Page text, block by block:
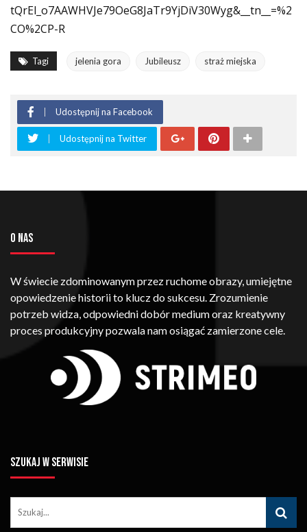
tQrEl_o7AAWHVJe79OeG8JaTr9YjDiV30Wyg&__tn__=%2
CO%2CP-R
Tagi jelenia gora Jubileusz straż miejska
Udostępnij na Facebook
Udostępnij na Twitter
O NAS
W świecie zdominowanym przez ruchome obrazy, umiejętne
opowiedzenie historii to klucz do sukcesu. Zrozumienie
potrzeb widza, odpowiedni dobór medium oraz kreatywny
proces produkcyjny pozwala nam osiągać zamierzone cele.
SZUKAJ W SERWISIE